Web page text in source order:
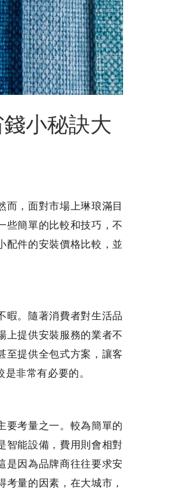
小秘訣大
而，面對市場上琳琅滿目
些簡單的比較和技巧，不
配件的安裝價格比較，並
暇。隨著消費者對生活品
上提供安裝服務的業者不
至提供全包式方案，讓客
非常有必要的。
要考量之一。較為簡單的
智能設備，費用則會相對
是因為品牌商往往要求安
量的因素，在大城市，